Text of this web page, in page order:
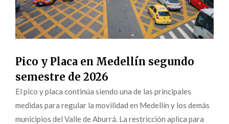
Pico y Placa en Medellín segundo
semestre de 2026
El pico y placa continúa siendo una de las principales
medidas para regular la movilidad en Medellín y los demás
municipios del Valle de Aburrá. La restricción aplica para